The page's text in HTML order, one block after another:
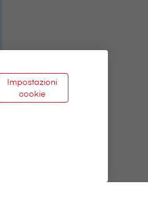
Impostazioni
cookie